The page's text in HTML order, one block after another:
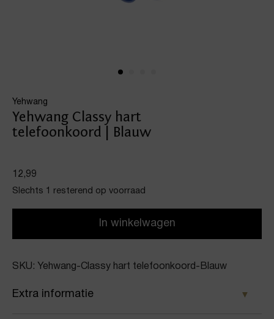
Yehwang
Yehwang Classy hart
telefoonkoord | Blauw
12,99
Slechts 1 resterend op voorraad
In winkelwagen
SKU: Yehwang-Classy hart telefoonkoord-Blauw
Extra informatie